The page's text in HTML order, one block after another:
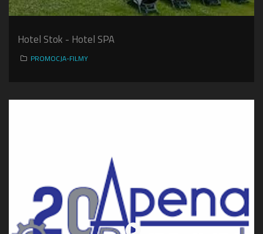
Hotel Stok - Hotel SPA
PROMOCJA-FILMY